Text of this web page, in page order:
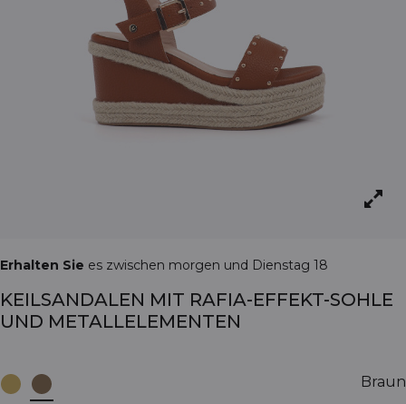
Erhalten Sie es zwischen morgen und Dienstag 18
KEILSANDALEN MIT RAFIA-EFFEKT-SOHLE
UND METALLELEMENTEN
Braun